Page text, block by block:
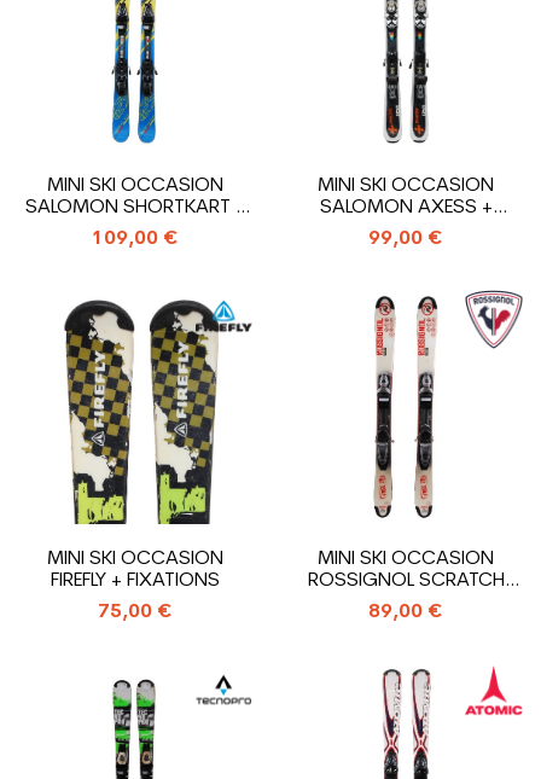
MINI SKI OCCASION
SALOMON SHORTKART +
FIXATIONS
109,00 €
MINI SKI OCCASION
SALOMON AXESS +
FIXATIONS
99,00 €
MINI SKI OCCASION
FIREFLY + FIXATIONS
75,00 €
MINI SKI OCCASION
ROSSIGNOL SCRATCH
FREE ZB + FIXATIONS
89,00 €